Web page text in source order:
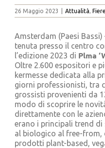
Cerca
per:
26 Maggio 2023 Attualità, Fiere
Amsterdam (Paesi
tenuta presso il centro
l’edizione 2023 di Plma
Oltre 2.600 espositori e
kermesse dedicata alla
giorni professionisti, tra
grossisti provenienti da
modo di scoprire le
direttamente con le
erano i principali trend
al biologico al free-from,
prodotti plant-based,